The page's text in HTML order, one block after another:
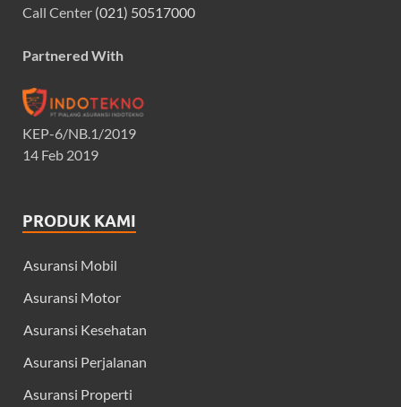
Call Center (021) 50517000
Partnered With
KEP-6/NB.1/2019
14 Feb 2019
PRODUK KAMI
Asuransi Mobil
Asuransi Motor
Asuransi Kesehatan
Asuransi Perjalanan
Asuransi Properti